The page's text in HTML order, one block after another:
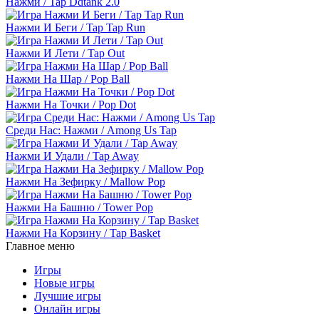
Нажми И Беги / Tap Tap Run
Нажми И Лети / Tap Out
Нажми На Шар / Pop Ball
Нажми На Точки / Pop Dot
Среди Нас: Нажми / Among Us Tap
Нажми И Удали / Tap Away
Нажми На Зефирку / Mallow Pop
Нажми На Башню / Tower Pop
Нажми На Корзину / Tap Basket
Главное меню
Игры
Новые игры
Лучшие игры
Онлайн игры